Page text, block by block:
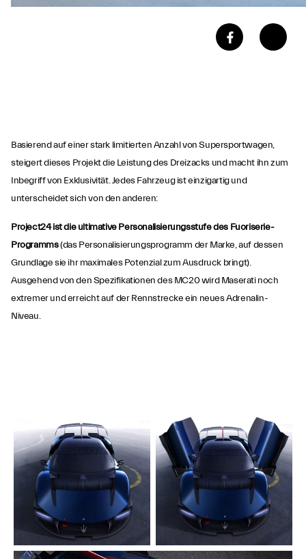
Basierend auf einer stark limitierten Anzahl von Supersportwagen,
steigert dieses Projekt die Leistung des Dreizacks und macht ihn zum
Inbegriff von Exklusivität. Jedes Fahrzeug ist einzigartig und
unterscheidet sich von den anderen:
Project24 ist die ultimative Personalisierungsstufe des Fuoriserie-
Programms(das Personalisierungsprogramm der Marke, auf dessen
Grundlage sie ihr maximales Potenzial zum Ausdruck bringt).
Ausgehend von den Spezifikationen des MC20 wird Maserati noch
extremer und erreicht auf der Rennstrecke ein neues Adrenalin-
Niveau.